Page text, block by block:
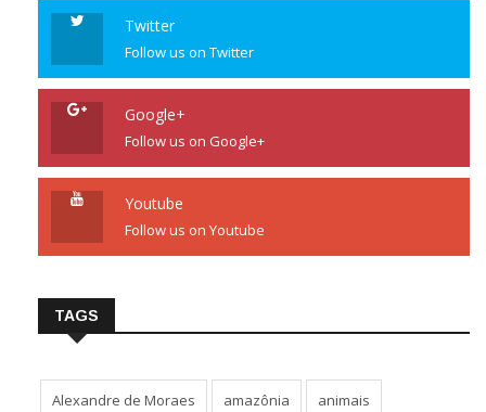
Twitter
Follow us on Twitter
Google+
Follow us on Google+
Youtube
Follow us on Youtube
TAGS
Alexandre de Moraes amazônia animais